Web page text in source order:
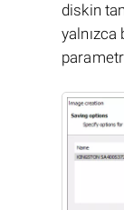
diskin
yalnızca